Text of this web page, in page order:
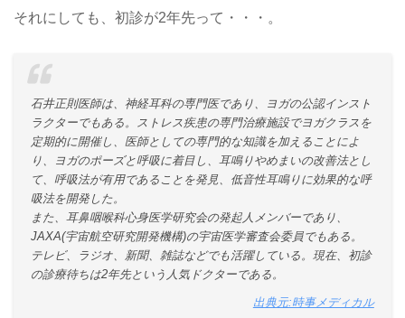
それにしても、初診が2年先って・・・。
石井正則医師は、神経耳科の専門医であり、ヨガの公認インスト
ラクターでもある。ストレス疾患の専門治療施設でヨガクラスを
定期的に開催し、医師としての専門的な知識を加えることによ
り、ヨガのポーズと呼吸に着目し、耳鳴りやめまいの改善法とし
て、呼吸法が有用であることを発見、低音性耳鳴りに効果的な呼
吸法を開発した。
また、耳鼻咽喉科心身医学研究会の発起人メンバーであり、
JAXA(宇宙航空研究開発機構)の宇宙医学審査会委員でもある。
テレビ、ラジオ、新聞、雑誌などでも活躍している。現在、初診
の診療待ちは2年先という人気ドクターである。
出典元:時事メディカル